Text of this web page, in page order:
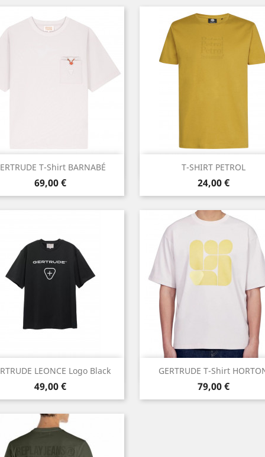
T-Shirt BARNABÉ
Prix
69,00 €
Aperçu rapide T-SHIRT PETROL
Prix
24,00 €
Aperçu rapide
BlancJaune
LEONCE Logo Black
Prix
49,00 €
Aperçu rapide GERTRUDE T-Shirt
Prix
79,00 €
Aperçu rapide